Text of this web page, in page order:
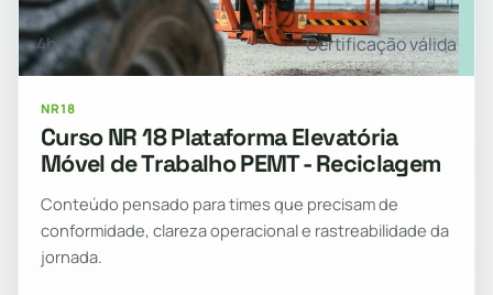
4h Certificação válida
NR18
Curso NR 18 Plataforma Elevatória
Móvel de Trabalho PEMT - Reciclagem
Conteúdo pensado para times que precisam de
conformidade, clareza operacional e rastreabilidade da
jornada.